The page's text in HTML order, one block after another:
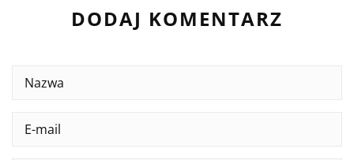
DODAJ KOMENTARZ